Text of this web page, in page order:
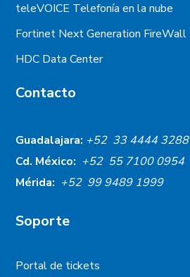
teleVOICE Telefonía en la nube
Fortinet Next Generation FireWall
HDC Data Center
Contacto
Guadalajara: +52 33 4444 3288
Cd. México: +52 55 7100 0954
Mérida: +52 99 9489 1999
Soporte
Portal de tickets